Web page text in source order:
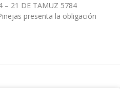
– 21 DE TAMUZ 5784
presenta la obligación